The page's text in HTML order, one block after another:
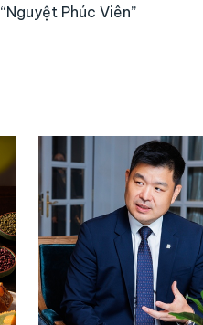
“Nguyệt Phúc Viên”